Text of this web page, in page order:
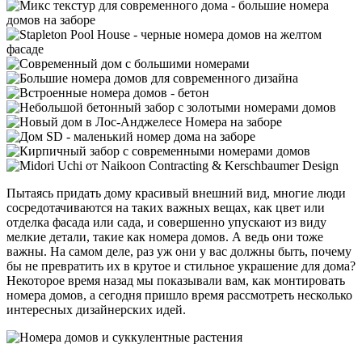
Пытаясь придать дому красивый внешний вид, многие люди
сосредотачиваются на таких важных вещах, как цвет или
отделка фасада или сада, и совершенно упускают из виду
мелкие детали, такие как номера домов. А ведь они тоже
важны. На самом деле, раз уж они у вас должны быть, почему
бы не превратить их в крутое и стильное украшение для дома?
Некоторое время назад мы показывали вам, как монтировать
номера домов, а сегодня пришло время рассмотреть несколько
интересных дизайнерских идей.